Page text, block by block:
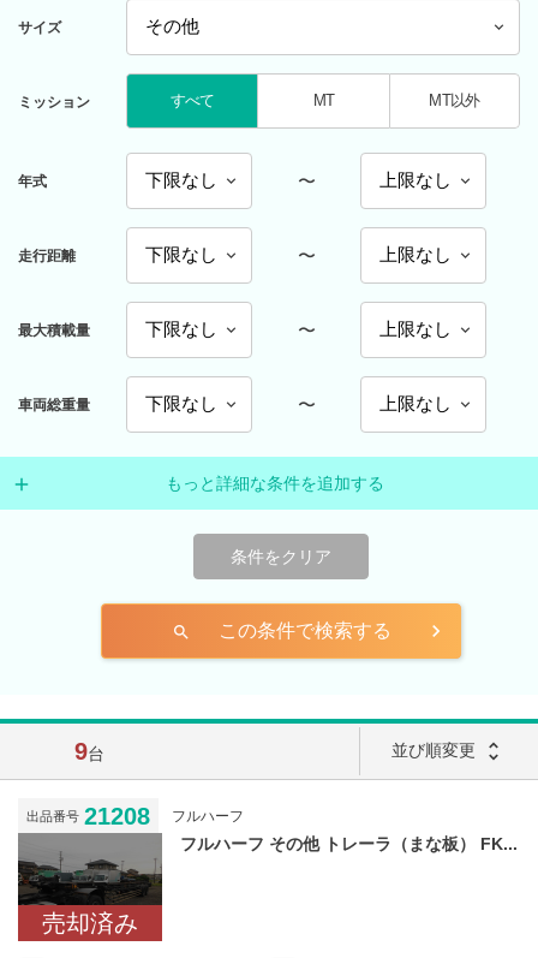
サイズ
ミッション すべて MT MT以外
年式 〜
走行距離 〜
最大積載量 〜
車両総重量 〜
もっと詳細な条件を追加する
条件をクリア
search この条件で検索する
9台 並び順変更 unfold_more
出品番号 21208 フルハーフ
売却済み
フルハーフ その他 トレーラ（まな板） FK...